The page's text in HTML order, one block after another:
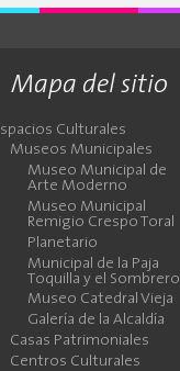
Mapa del sitio
Culturales
Museos Municipales
Museo Municipal de
Arte Moderno
Museo Municipal
Remigio Crespo Toral
Planetario
Municipal de la Paja
Toquilla y el Sombrero
Museo Catedral Vieja
Galería de la Alcaldía
Casas Patrimoniales
Centros Culturales